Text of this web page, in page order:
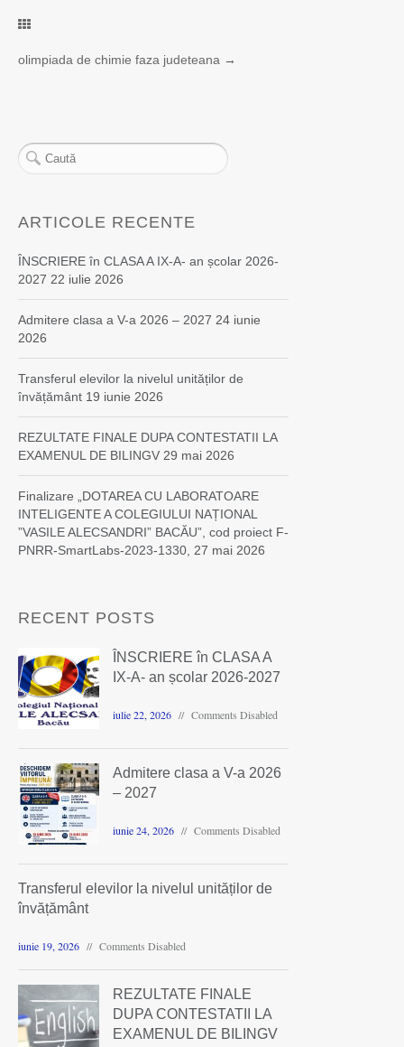
olimpiada de chimie faza judeteana →
ARTICOLE RECENTE
ÎNSCRIERE în CLASA A IX-A- an școlar 2026-
2027 22 iulie 2026
Admitere clasa a V-a 2026 – 2027 24 iunie
2026
Transferul elevilor la nivelul unităților de
învățământ 19 iunie 2026
REZULTATE FINALE DUPA CONTESTATII LA
EXAMENUL DE BILINGV 29 mai 2026
Finalizare „DOTAREA CU LABORATOARE
INTELIGENTE A COLEGIULUI NAȚIONAL
”VASILE ALECSANDRI” BACĂU”, cod proiect F-
PNRR-SmartLabs-2023-1330, 27 mai 2026
RECENT POSTS
ÎNSCRIERE în CLASA A
IX-A- an școlar 2026-2027
iulie 22, 2026 Comments Disabled
Admitere clasa a V-a 2026
– 2027
iunie 24, 2026 Comments Disabled
Transferul elevilor la nivelul unităților de
învățământ
iunie 19, 2026 Comments Disabled
REZULTATE FINALE
DUPA CONTESTATII LA
EXAMENUL DE BILINGV